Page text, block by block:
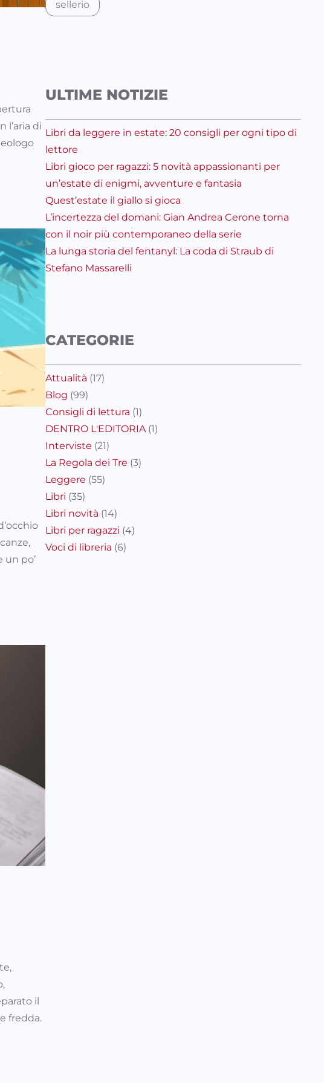
l’aria di
un po’
il
fredda.
sellerio
ULTIME NOTIZIE
Libri da leggere in estate: 20 consigli per ogni tipo di
lettore
Libri gioco per ragazzi: 5 novità appassionanti per
un’estate di enigmi, avventure e fantasia
Quest’estate il giallo si gioca
L’incertezza del domani: Gian Andrea Cerone torna
con il noir più contemporaneo della serie
La lunga storia del fentanyl: La coda di Straub di
Stefano Massarelli
CATEGORIE
Attualità (17)
Blog (99)
Consigli di lettura (1)
DENTRO L'EDITORIA (1)
Interviste (21)
La Regola dei Tre (3)
Leggere (55)
Libri (35)
Libri novità (14)
Libri per ragazzi (4)
Voci di libreria (6)